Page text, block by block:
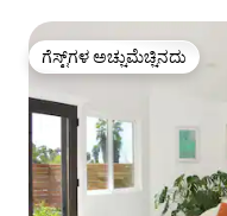
ಗೆಸ್ಟ್‌ಗಳ ಅಚ್ಚುಮೆಚ್ಚಿನದು
ಗೆಸ್ಟ್‌ಗಳ ಅಚ್ಚುಮೆಚ್ಚಿನದು